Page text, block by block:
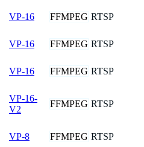
VP-16 FFMPEG RTSP
VP-16 FFMPEG RTSP
VP-16 FFMPEG RTSP
VP-16-
V2
FFMPEG RTSP
VP-8 FFMPEG RTSP